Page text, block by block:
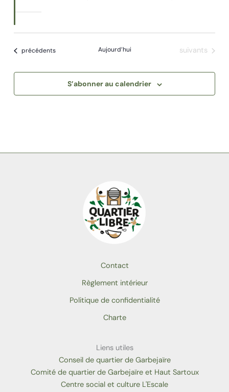
Évènements
précédents Aujourd’hui Évènements
suivants
S’abonner au calendrier
Contact
Règlement intérieur
Politique de confidentialité
Charte
Liens utiles
Conseil de quartier de Garbejaïre
Comité de quartier de Garbejaïre et Haut Sartoux
Centre social et culture L'Escale